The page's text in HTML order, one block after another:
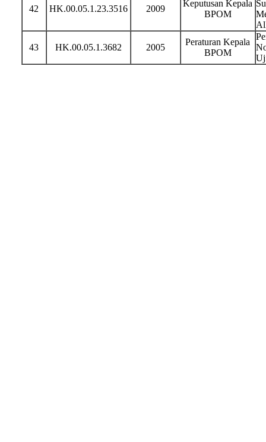
42 HK.00.05.1.23.3516 2009
Keputusan Kepala
BPOM
43 HK.00.05.1.3682 2005
Peraturan Kepala
BPOM